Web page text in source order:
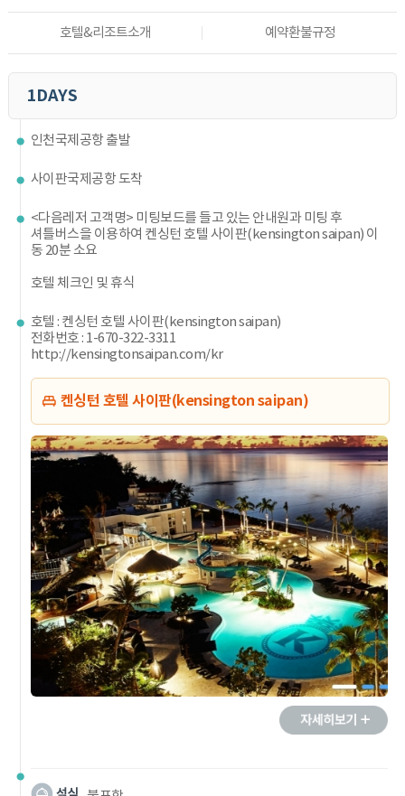
호텔&리조트소개 예약환불규정
1DAYS
인천국제공항 출발
사이판국제공항 도착
<다음레저 고객명> 미팅보드를 들고 있는 안내원과 미팅 후
셔틀버스을 이용하여 켄싱턴 호텔 사이판(kensington saipan) 이
동 20분 소요
호텔 체크인 및 휴식
호텔 : 켄싱턴 호텔 사이판(kensington saipan)
전화번호 : 1-670-322-3311
http://kensingtonsaipan.com/kr
켄싱턴 호텔 사이판(kensington saipan)